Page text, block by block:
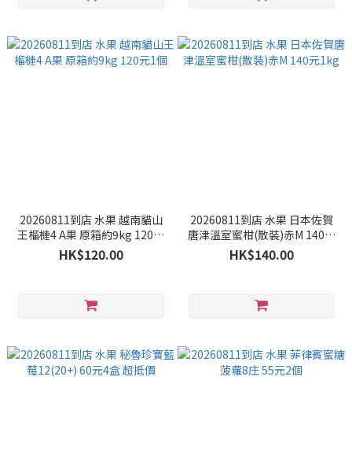
20260811到店 水果 越南貓山
王榴槤4 A果 原箱約9kg 120元
1個
HK$120.00
20260811到店 水果 日本佐賀
唐津溫室蜜柑(散裝)赤M 140元
1kg
HK$140.00